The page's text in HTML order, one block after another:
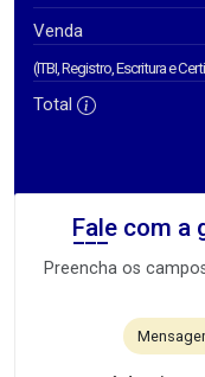
Venda
(ITBI, Registro, Escritura e
Total
Fale com a
Preencha os